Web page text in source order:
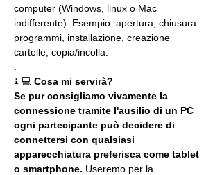
computer (Windows, linux o Mac
indifferente). Esempio: apertura, chiusura
programmi, installazione, creazione
cartelle, copia/incolla.
ℹ 💻 Cosa mi servirà?
Se pur consigliamo vivamente la
connessione tramite l'ausilio di un PC
ogni partecipante può decidere di
connettersi con qualsiasi
apparecchiatura preferisca come tablet
o smartphone. Useremo per la